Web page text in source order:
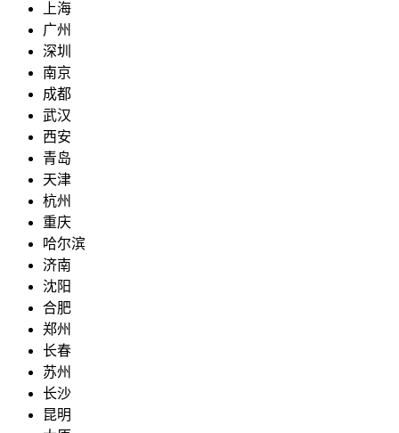
上海
广州
深圳
南京
成都
武汉
西安
青岛
天津
杭州
重庆
哈尔滨
济南
沈阳
合肥
郑州
长春
苏州
长沙
昆明